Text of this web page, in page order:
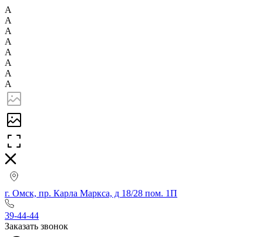
А
А
А
А
А
А
А
А
г. Омск, пр. Карла Маркса, д 18/28 пом. 1П
39-44-44
Заказать звонок